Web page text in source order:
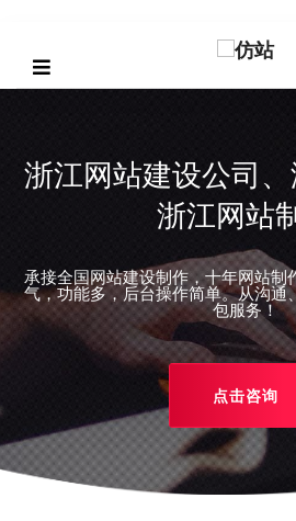
浙江网站建设公司、
浙江网站
承接全国网站建设制作，十年网站制
气，功能多，后台操作简单。从沟通
包服务！
点击咨询